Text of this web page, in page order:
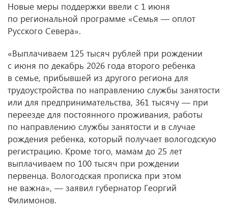
Новые меры поддержки ввели с 1 июня
по региональной программе «Семья — оплот
Русского Севера».
«Выплачиваем 125 тысяч рублей при рождении
с июня по декабрь 2026 года второго ребенка
в семье, прибывшей из другого региона для
трудоустройства по направлению службы занятости
или для предпринимательства, 361 тысячу — при
переезде для постоянного проживания, работы
по направлению службы занятости и в случае
рождения ребенка, который получает вологодскую
регистрацию. Кроме того, мамам до 25 лет
выплачиваем по 100 тысяч при рождении
первенца. Вологодская прописка при этом
не важна», — заявил губернатор Георгий
Филимонов.